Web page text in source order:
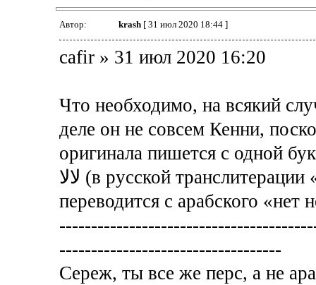
Автор: krash[ 31 июл 2020 18:44 ]
cafir » 31 июл 2020 16:20
Что необходимо, на всякий
деле он не совсем Кенни,
оригинала пишется с одной
لالا (в русской транслитерации «ла ла») - его, так сказать, фамилия
переводится с арабского «нет
-----------------------------------
Сереж, ты все же перс, а не